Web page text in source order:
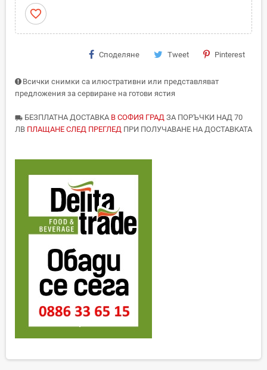
favorite_border
Споделяне Tweet Pinterest
Всички снимки са илюстративни или представляват
предложения за сервиране на готови ястия
local_shipping БЕЗПЛАТНА ДОСТАВКА В СОФИЯ ГРАД ЗА ПОРЪЧКИ НАД 70
ЛВ ПЛАЩАНЕ СЛЕД ПРЕГЛЕД ПРИ ПОЛУЧАВАНЕ НА ДОСТАВКАТА